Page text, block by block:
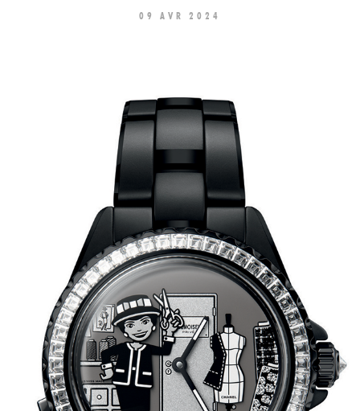
09 AVR 2024